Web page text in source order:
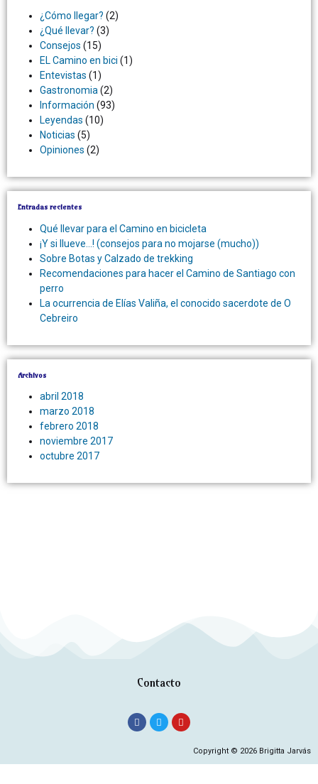
¿Cómo llegar? (2)
¿Qué llevar? (3)
Consejos (15)
EL Camino en bici (1)
Entevistas (1)
Gastronomia (2)
Información (93)
Leyendas (10)
Noticias (5)
Opiniones (2)
Entradas recientes
Qué llevar para el Camino en bicicleta
¡Y si llueve…! (consejos para no mojarse (mucho))
Sobre Botas y Calzado de trekking
Recomendaciones para hacer el Camino de Santiago con
perro
La ocurrencia de Elías Valiña, el conocido sacerdote de O
Cebreiro
Archivos
abril 2018
marzo 2018
febrero 2018
noviembre 2017
octubre 2017
Contacto
Copyright © 2026 Brigitta Jarvás